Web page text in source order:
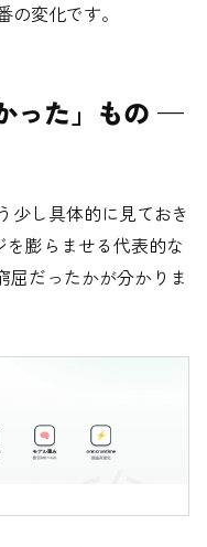
変化です。
った」もの —
少し具体的に見ておき
膨らませる代表的な
屈だったかが分かりま